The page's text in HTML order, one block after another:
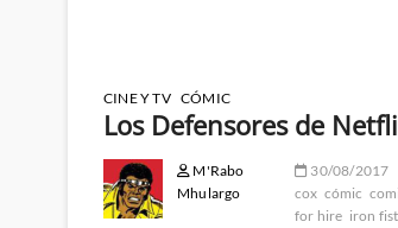
CINE Y TV CÓMIC
Los Defensores de
M'Rabo
Mhulargo
30/08/2017
cox cómic
for hire iron fist